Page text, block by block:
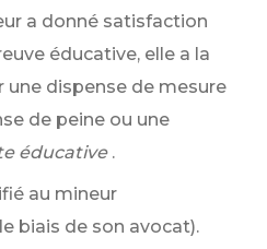
a donné satisfaction
éducative, elle a la
une dispense de mesure
de peine ou une
éducative .
au mineur
biais de son avocat).